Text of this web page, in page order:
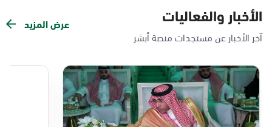
الأخبار والفعاليات
آخر الأخبار عن مستجدات منصة أبشر
عرض المزيد